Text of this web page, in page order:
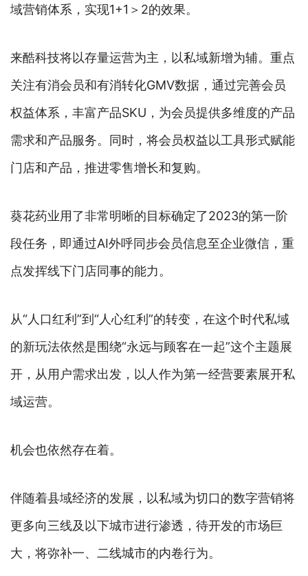
域营销体系，实现1+1＞2的效果。
来酷科技将以存量运营为主，以私域新增为辅。重点
关注有消会员和有消转化GMV数据，通过完善会员
权益体系，丰富产品SKU，为会员提供多维度的产品
需求和产品服务。同时，将会员权益以工具形式赋能
门店和产品，推进零售增长和复购。
葵花药业用了非常明晰的目标确定了2023的第一阶
段任务，即通过AI外呼同步会员信息至企业微信，重
点发挥线下门店同事的能力。
从“人口红利”到“人心红利”的转变，在这个时代私域
的新玩法依然是围绕“永远与顾客在一起”这个主题展
开，从用户需求出发，以人作为第一经营要素展开私
域运营。
机会也依然存在着。
伴随着县域经济的发展，以私域为切口的数字营销将
更多向三线及以下城市进行渗透，待开发的市场巨
大，将弥补一、二线城市的内卷行为。